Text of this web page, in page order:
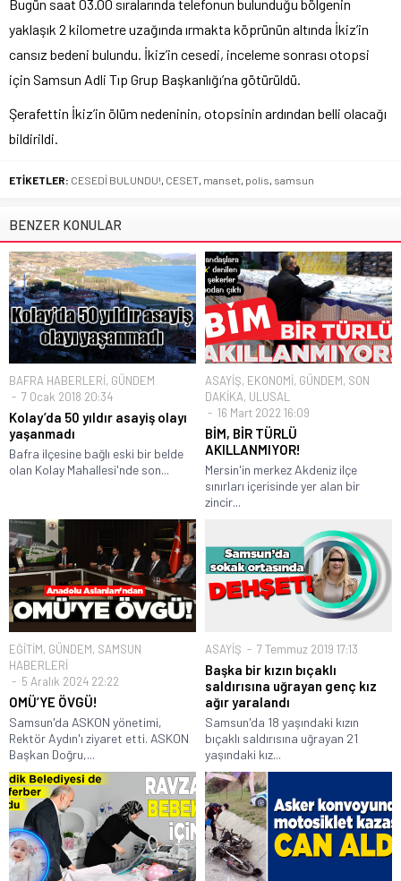
Bugün saat 03.00 sıralarında telefonun bulunduğu bölgenin
yaklaşık 2 kilometre uzağında ırmakta köprünün altında İkiz’in
cansız bedeni bulundu. İkiz’in cesedi, inceleme sonrası otopsi
için Samsun Adli Tıp Grup Başkanlığı’na götürüldü.
Şerafettin İkiz’in ölüm nedeninin, otopsinin ardından belli olacağı
bildirildi.
ETİKETLER: CESEDİ BULUNDU!, CESET, manset, polis, samsun
BENZER KONULAR
BAFRA HABERLERİ, GÜNDEM
7 Ocak 2018 20:34
Kolay’da 50 yıldır asayiş olayı
yaşanmadı
Bafra ilçesine bağlı eski bir belde
olan Kolay Mahallesi'nde son...
ASAYİŞ, EKONOMİ, GÜNDEM, SON
DAKİKA, ULUSAL
16 Mart 2022 16:09
BİM, BİR TÜRLÜ
AKILLANMIYOR!
Mersin'in merkez Akdeniz ilçe
sınırları içerisinde yer alan bir
zincir...
EĞİTİM, GÜNDEM, SAMSUN
HABERLERİ
5 Aralık 2024 22:22
OMÜ’YE ÖVGÜ!
Samsun'da ASKON yönetimi,
Rektör Aydın'ı ziyaret etti. ASKON
Başkan Doğru,...
ASAYİŞ 7 Temmuz 2019 17:13
Başka bir kızın bıçaklı
saldırısına uğrayan genç kız
ağır yaralandı
Samsun'da 18 yaşındaki kızın
bıçaklı saldırısına uğrayan 21
yaşındaki kız...